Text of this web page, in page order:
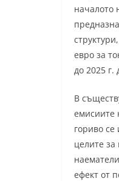
началото
евро за
до 2025 г.
В
емисиите
гориво
целите
ефект от